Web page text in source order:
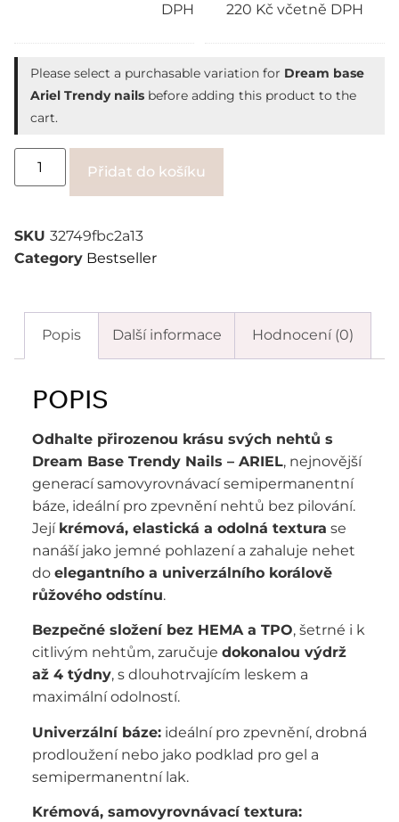
DPH
220 Kč včetně DPH
Please select a purchasable variation for Dream base
Ariel Trendy nails before adding this product to the
cart.
Přidat do košíku
SKU 32749fbc2a13
Category Bestseller
Popis Další informace Hodnocení (0)
POPIS
Odhalte přirozenou krásu svých nehtů s
Dream Base Trendy Nails – ARIEL, nejnovější
generací samovyrovnávací semipermanentní
báze, ideální pro zpevnění nehtů bez pilování.
Její krémová, elastická a odolná textura se
nanáší jako jemné pohlazení a zahaluje nehet
do elegantního a univerzálního korálově
růžového odstínu.
Bezpečné složení bez HEMA a TPO, šetrné i k
citlivým nehtům, zaručuje dokonalou výdrž
až 4 týdny, s dlouhotrvajícím leskem a
maximální odolností.
Univerzální báze: ideální pro zpevnění, drobná
prodloužení nebo jako podklad pro gel a
semipermanentní lak.
Krémová, samovyrovnávací textura: